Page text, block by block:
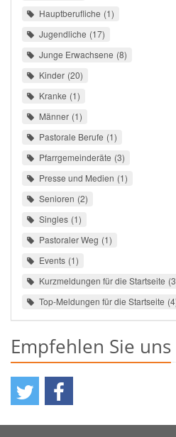
Hauptberufliche 1
Jugendliche 17
Junge Erwachsene 8
Kinder 20
Kranke 1
Männer 1
Pastorale Berufe 1
Pfarrgemeinderäte 3
Presse und Medien 1
Senioren 2
Singles 1
Pastoraler Weg 1
Events 1
Kurzmeldungen für die Startseite 3
Top-Meldungen für die Startseite 4
Empfehlen Sie uns